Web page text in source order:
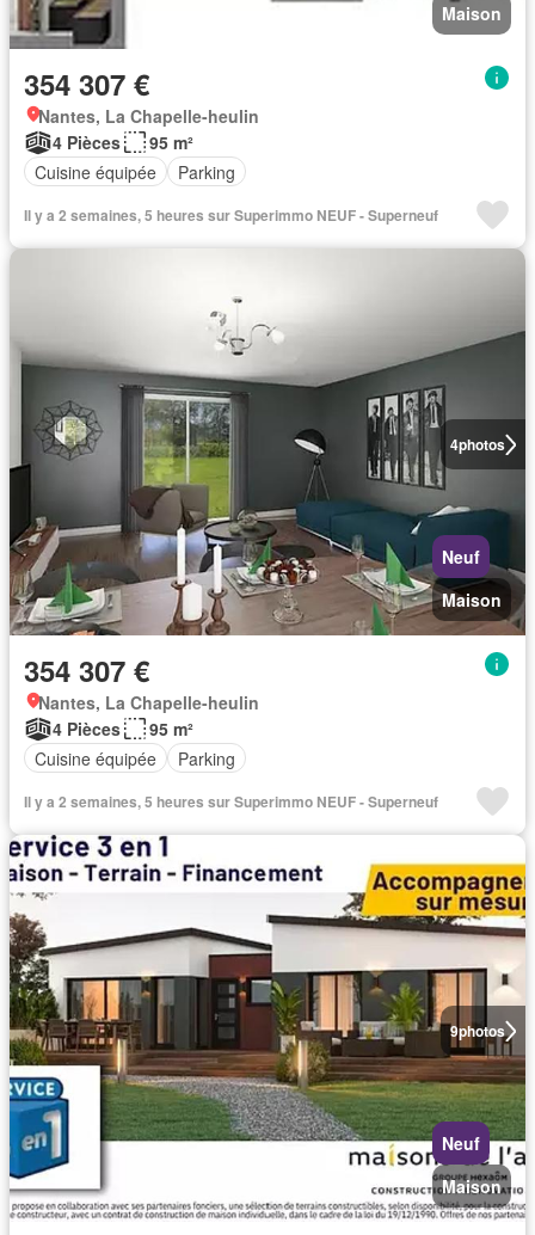
Maison
354 307 €
Nantes, La Chapelle-heulin
4 Pièces
95 m²
Cuisine équipée
Parking
Il y a 2 semaines, 5 heures sur Superimmo NEUF - Superneuf
4photos
Neuf
Maison
354 307 €
Nantes, La Chapelle-heulin
4 Pièces
95 m²
Cuisine équipée
Parking
Il y a 2 semaines, 5 heures sur Superimmo NEUF - Superneuf
9photos
Neuf
Maison